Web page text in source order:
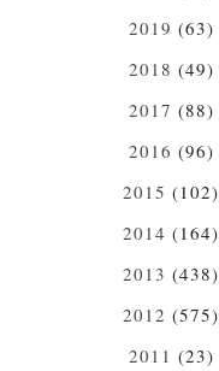
2019 (63)
2018 (49)
2017 (88)
2016 (96)
2015 (102)
2014 (164)
2013 (438)
2012 (575)
2011 (23)